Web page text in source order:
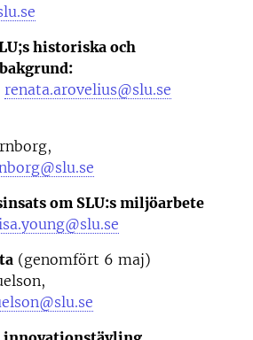
historiska och
renata.arovelius@slu.se
om SLU:s miljöarbete
(genomfört 6 maj)